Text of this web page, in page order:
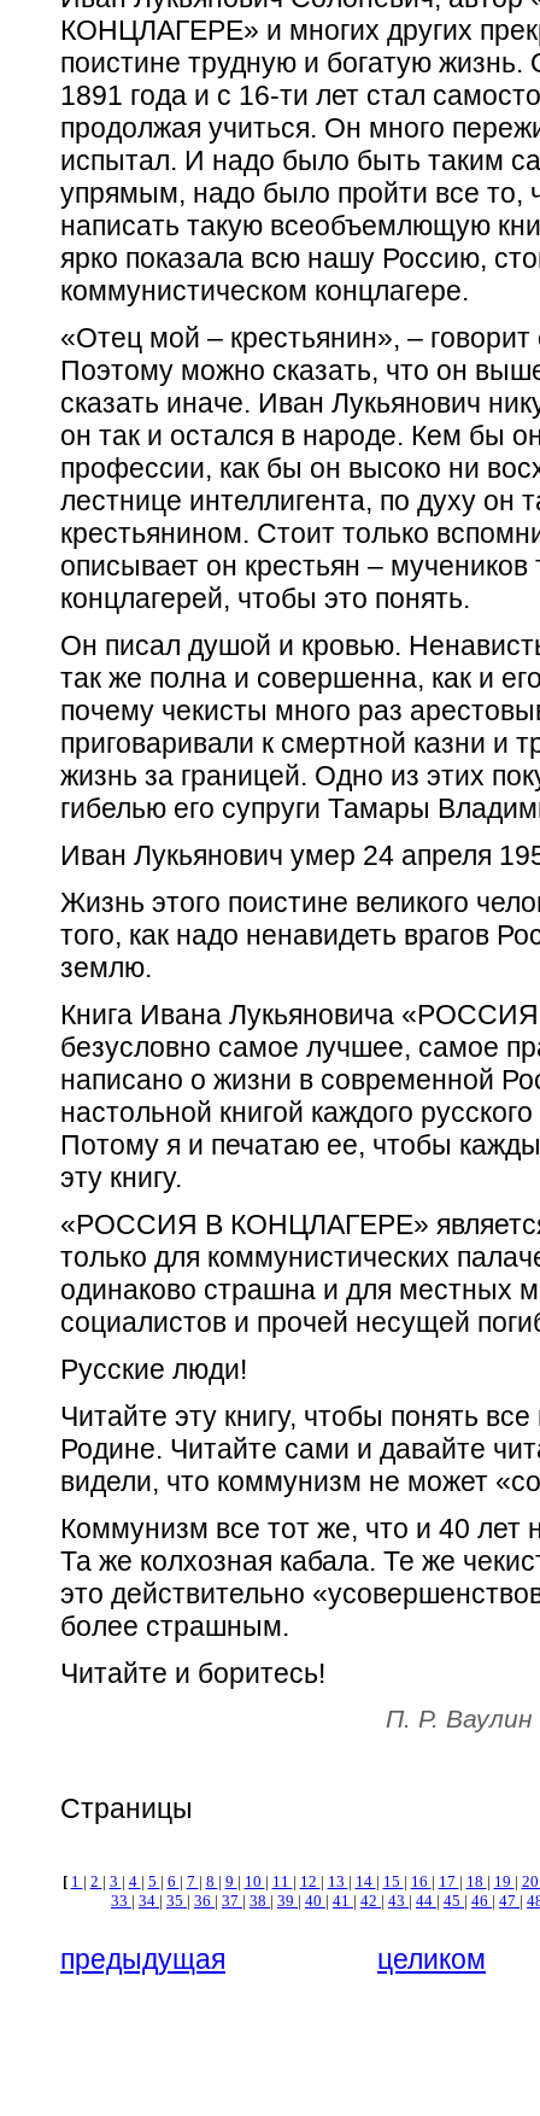
КОНЦЛАГЕРЕ» и многих других
поистине трудную и богатую
1891 года и с 16-ти лет стал
продолжая учиться. Он много
испытал. И надо было быть таким
упрямым, надо было пройти все то,
написать такую всеобъемлющую
ярко показала всю нашу Россию,
коммунистическом концлагере.
«Отец мой – крестьянин», –
Поэтому можно сказать, что он
сказать иначе. Иван Лукьянович
он так и остался в народе. Кем бы
профессии, как бы он высоко ни
лестнице интеллигента, по духу он
крестьянином. Стоит только
описывает он крестьян –
концлагерей, чтобы это понять.
Он писал душой и кровью.
так же полна и совершенна, как и
почему чекисты много раз
приговаривали к смертной казни и
жизнь за границей. Одно из этих
гибелью его супруги Тамары
Иван Лукьянович умер 24 апреля
Жизнь этого поистине великого
того, как надо ненавидеть врагов
землю.
Книга Ивана Лукьяновича
безусловно самое лучшее, самое
написано о жизни в современной
настольной книгой каждого
Потому я и печатаю ее, чтобы
эту книгу.
«РОССИЯ В КОНЦЛАГЕРЕ»
только для коммунистических
одинаково страшна и для местных
социалистов и прочей несущей
Русские люди!
Читайте эту книгу, чтобы понять
Родине. Читайте сами и давайте
видели, что коммунизм не может
Коммунизм все тот же, что и 40 лет
Та же колхозная кабала. Те же
это действительно
более страшным.
Читайте и боритесь!
П. Р. Ваулин
Страницы
[ 1 | 2 | 3 | 4 | 5 | 6 | 7 | 8 | 9 | 10 | 11 | 12 | 13 | 14 | 15 | 16 | 17 | 18 | 19 |
33 | 34 | 35 | 36 | 37 | 38 | 39 | 40 | 41 | 42 | 43 | 44 | 45 | 46 | 47 |
предыдущая целиком